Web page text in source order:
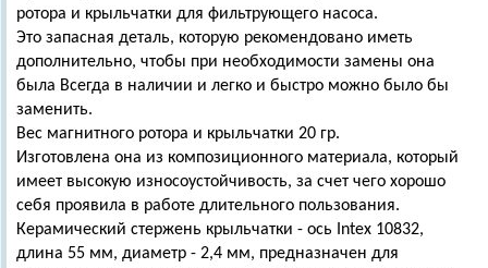
ротора и крыльчатки для фильтрующего насоса.
Это запасная деталь, которую рекомендовано иметь
дополнительно, чтобы при необходимости замены она
была Всегда в наличии и легко и быстро можно было бы
заменить.
Вес магнитного ротора и крыльчатки 20 гр.
Изготовлена она из композиционного материала, который
имеет высокую износоустойчивость, за счет чего хорошо
себя проявила в работе длительного пользования.
Керамический стержень крыльчатки - ось Intex 10832,
длина 55 мм, диаметр - 2,4 мм, предназначен для